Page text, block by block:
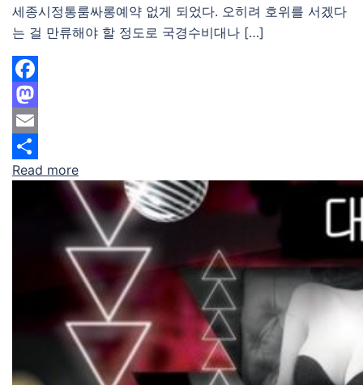
세종시정통룸싸롱예약 없게 되었다. 오히려 호위를 서겠다
는 걸 만류해야 할 정도로 국경수비대나 […]
Facebook
Mastodon
Email
Share
Read more